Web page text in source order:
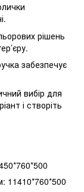
рішень
забезпечує
вибір для
і створіть
11410*760*500